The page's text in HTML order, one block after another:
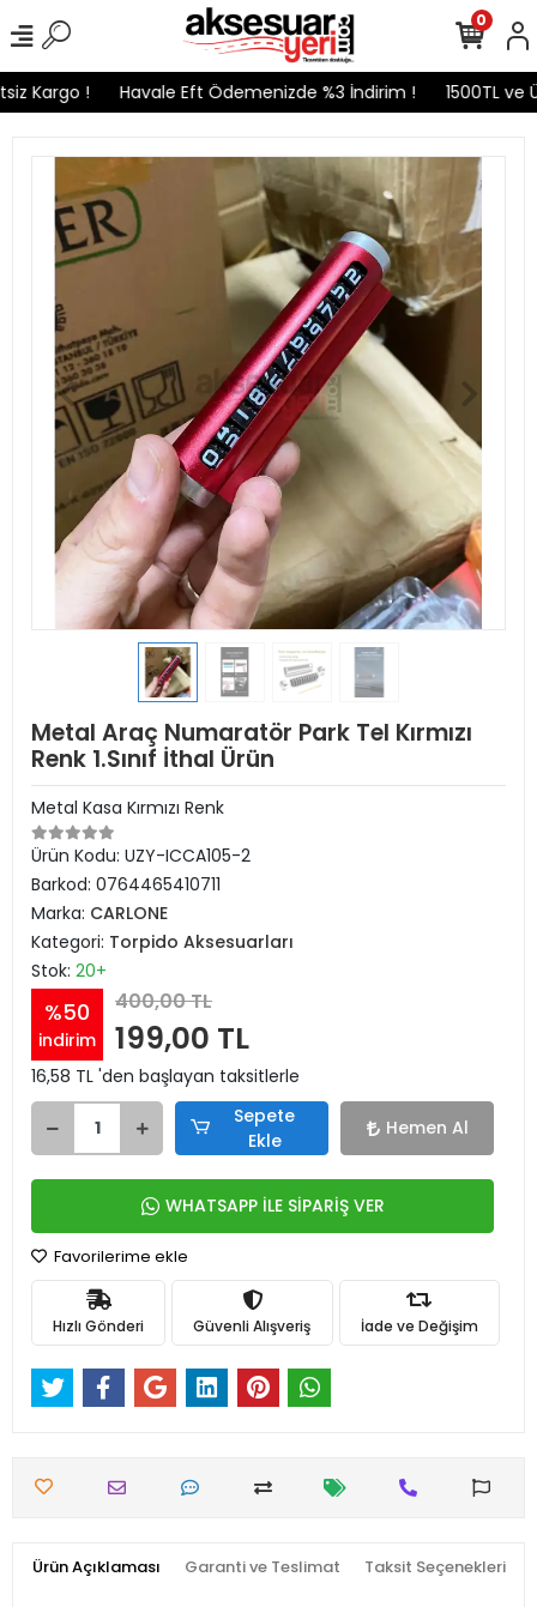
Kargo ! Havale Eft Ödemenizde %3 İndirim ! 1500TL ve
0
Metal Araç Numaratör Park Tel Kırmızı
Renk 1.Sınıf İthal Ürün
Metal Kasa Kırmızı Renk
Ürün Kodu: UZY-ICCA105-2
Barkod: 0764465410711
Marka: CARLONE
Kategori: Torpido Aksesuarları
Stok: 20+
%50
indirim
400,00 TL
199,00 TL
16,58 TL 'den başlayan taksitlerle
Sepete
Ekle
Hemen Al
WHATSAPP İLE SİPARİŞ VER
Favorilerime ekle
Hızlı Gönderi Güvenli Alışveriş İade ve Değişim
Ürün Açıklaması Garanti ve Teslimat Taksit Seçenekleri